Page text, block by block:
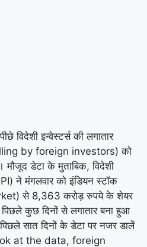
विदेशी इन्वेस्टर्स की लगातार
by foreign investors) को
मौजूद डेटा के मुताबिक, विदेशी
ने मंगलवार को इंडियन स्टॉक
से 8,363 करोड़ रुपये के शेयर
कुछ दिनों से लगातार बना हुआ
सात दिनों के डेटा पर नजर डालें
at the data, foreign